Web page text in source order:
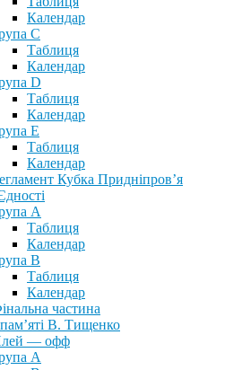
Календар
С
Таблиця
Календар
D
Таблиця
Календар
Е
Таблиця
Календар
Кубка Придніпров’я
А
Таблиця
Календар
В
Таблиця
Календар
частина
В. Тищенко
— офф
А